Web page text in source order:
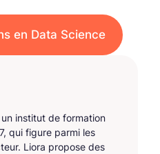
en Data Science
institut de formation
qui figure parmi les
Liora propose des